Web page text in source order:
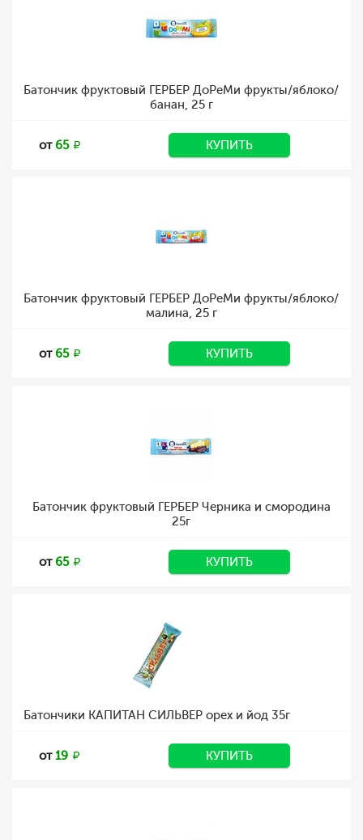
Батончик фруктовый ГЕРБЕР ДоРеМи фрукты/яблоко/
банан, 25 г
от65 КУПИТЬ
Батончик фруктовый ГЕРБЕР ДоРеМи фрукты/яблоко/
малина, 25 г
от65 КУПИТЬ
Батончик фруктовый ГЕРБЕР Черника и смородина
25г
от65 КУПИТЬ
Батончики КАПИТАН СИЛЬВЕР орех и йод 35г
от19 КУПИТЬ